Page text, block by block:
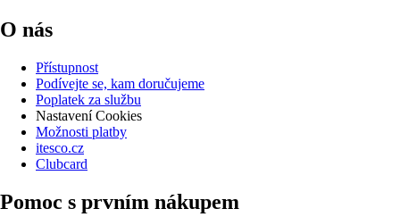
O nás
Přístupnost
Podívejte se, kam doručujeme
Poplatek za službu
Nastavení Cookies
Možnosti platby
itesco.cz
Clubcard
Pomoc s prvním nákupem